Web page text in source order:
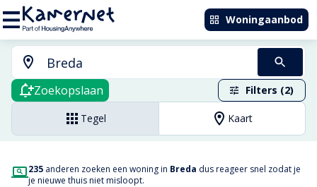
Woningaanbod
Zoekopslaan Filters (2)
Tegel Kaart
235 anderen zoeken een woning in Breda dus reageer snel zodat je
je nieuwe thuis niet misloopt.